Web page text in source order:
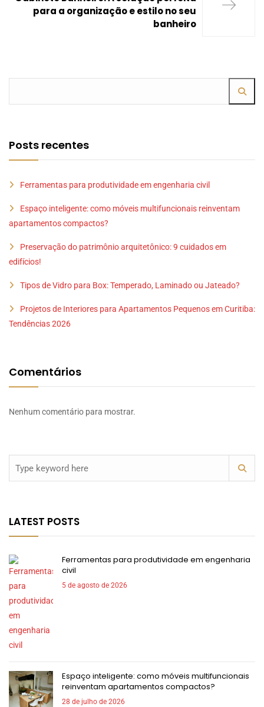
para a organização e estilo no seu
banheiro
Posts recentes
Ferramentas para produtividade em engenharia civil
Espaço inteligente: como móveis multifuncionais reinventam
apartamentos compactos?
Preservação do patrimônio arquitetônico: 9 cuidados em
edifícios!
Tipos de Vidro para Box: Temperado, Laminado ou Jateado?
Projetos de Interiores para Apartamentos Pequenos em Curitiba:
Tendências 2026
Comentários
Nenhum comentário para mostrar.
LATEST POSTS
Ferramentas para produtividade em engenharia
civil
5 de agosto de 2026
Espaço inteligente: como móveis multifuncionais
reinventam apartamentos compactos?
28 de julho de 2026